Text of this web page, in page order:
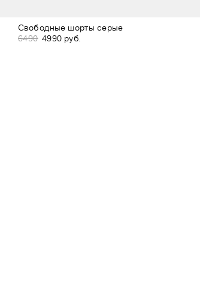
Свободные шорты серые
6490 4990 руб.